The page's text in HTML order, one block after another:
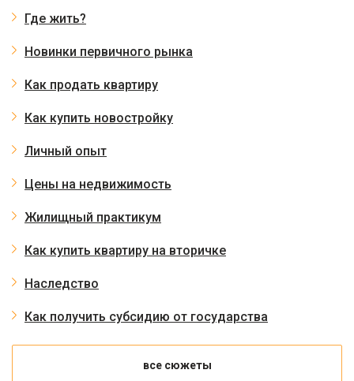
Где жить?
Новинки первичного рынка
Как продать квартиру
Как купить новостройку
Личный опыт
Цены на недвижимость
Жилищный практикум
Как купить квартиру на вторичке
Наследство
Как получить субсидию от государства
все сюжеты